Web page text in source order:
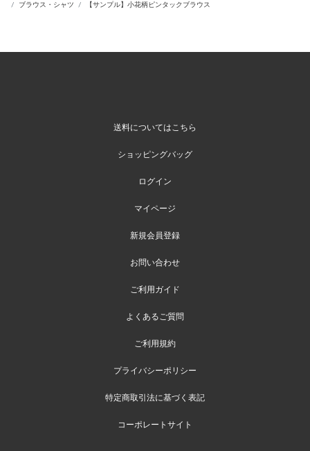
ブラウス・シャツ
【サンプル】小花柄ピンタックブラウス
送料についてはこちら
ショッピングバッグ
ログイン
マイページ
新規会員登録
お問い合わせ
ご利用ガイド
よくあるご質問
ご利用規約
プライバシーポリシー
特定商取引法に基づく表記
コーポレートサイト